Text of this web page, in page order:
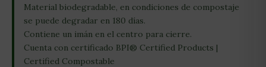
Material biodegradable, en condiciones de compostaje
se puede degradar en 180 días.
Contiene un imán en el centro para cierre.
Cuenta con certificado BPI® Certified Products |
Certified Compostable